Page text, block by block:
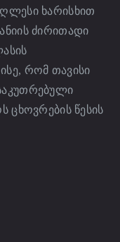
ხარისხით
ძირითადი
რომ თავისი
ცხოვრების წესის